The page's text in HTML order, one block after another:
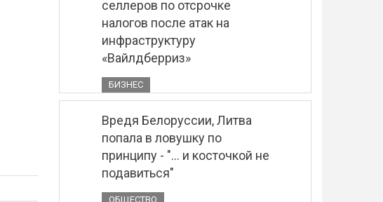
селлеров по отсрочке
налогов после атак на
инфраструктуру
«Вайлдберриз»
БИЗНЕС
Вредя Белоруссии, Литва
попала в ловушку по
принципу - "... и косточкой не
подавиться"
ОБЩЕСТВО